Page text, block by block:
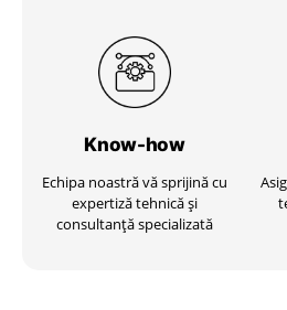
Know-how
Echipa noastră vă sprijină cu
expertiză tehnică și
consultanță specializată